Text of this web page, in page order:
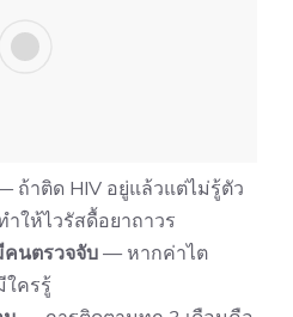
ถ้าติด HIV อยู่แล้วแต่ไม่รู้ตัว
ำให้ไวรัสดื้อยาถาวร
คนตรวจจับ — หากค่าไต
ใครรู้